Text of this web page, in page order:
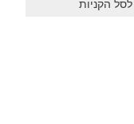
הקניות